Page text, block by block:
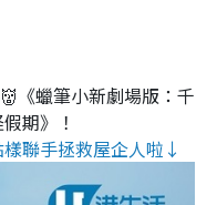
《蠟筆小新劇場版：千
期》！
聯手拯救屋企人啦↓